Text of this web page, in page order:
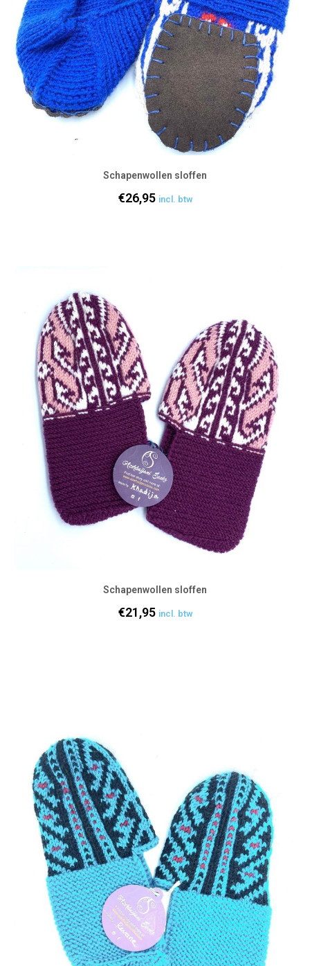
Schapenwollen sloffen
€26,95 incl. btw
Schapenwollen sloffen
€21,95 incl. btw